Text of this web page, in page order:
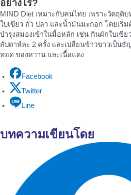
อย่างไร?
MIND Diet เหมาะกับคนไทย เพราะวัตถุดิ
ใบเขียว ถั่ว ปลา และน้ำมันมะกอก โดยเริ่
บำรุงสมองเข้าในมื้อหลัก เช่น กินผักใบเขี
สัปดาห์ละ 2 ครั้ง และเปลี่ยนข้าวขาวเป็น
ทอด ของหวาน และเนื้อแดง
Facebook
Twitter
Line
บทความเขียนโดย